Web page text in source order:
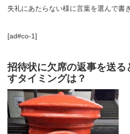
失礼にあたらない様に言葉を選んで書
[ad#co-1]
招待状に欠席の返事を送る
すタイミングは？